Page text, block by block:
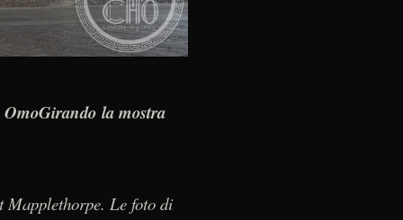
OmoGirando la mostra
Mapplethorpe. Le foto di